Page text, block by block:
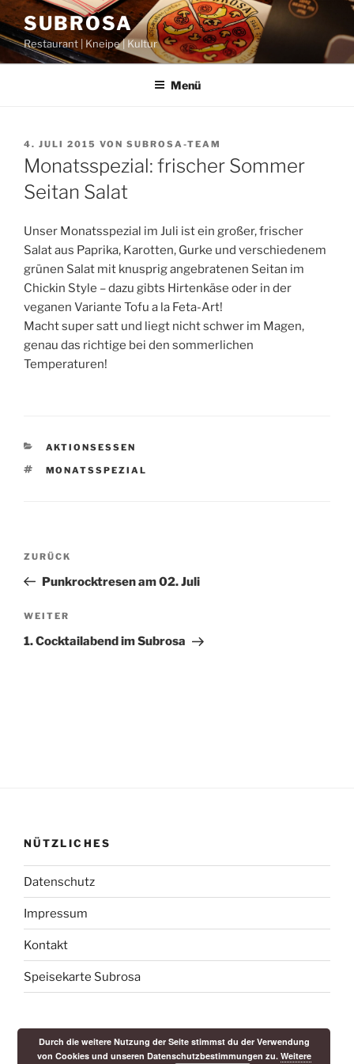
Zum
Inhalt
springen
SUBROSA
Restaurant | Kneipe | Kultur
Menü
VERÖFFENTLICHT
AM
4. JULI 2015 VON SUBROSA-TEAM
Monatsspezial: frischer Sommer
Seitan Salat
Unser Monatsspezial im Juli ist ein großer, frischer
Salat aus Paprika, Karotten, Gurke und verschiedenem
grünen Salat mit knusprig angebratenen Seitan im
Chickin Style – dazu gibts Hirtenkäse oder in der
veganen Variante Tofu a la Feta-Art!
Macht super satt und liegt nicht schwer im Magen,
genau das richtige bei den sommerlichen
Temperaturen!
KATEGORIEN
AKTIONSESSEN
SCHLAGWÖRTER
MONATSSPEZIAL
Beitragsnavigation
Vorheriger
Beitrag
ZURÜCK
Punkrocktresen am 02. Juli
Nächster
Beitrag
WEITER
1. Cocktailabend im Subrosa
NÜTZLICHES
Datenschutz
Impressum
Kontakt
Speisekarte Subrosa
Durch die weitere Nutzung der Seite stimmst du der Verwendung
von Cookies und unseren Datenschutzbestimmungen zu. Weitere